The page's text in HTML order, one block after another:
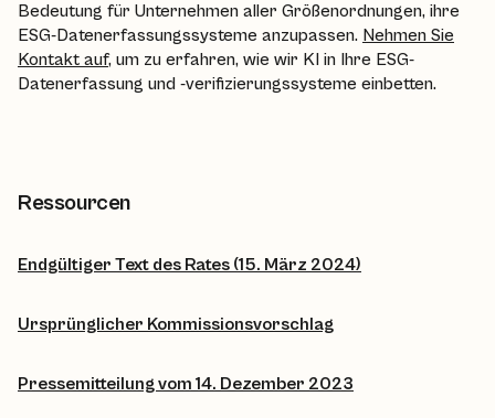
Bedeutung für Unternehmen aller Größenordnungen, ihre
ESG-Datenerfassungssysteme anzupassen. Nehmen Sie
Kontakt auf, um zu erfahren, wie wir KI in Ihre ESG-
Datenerfassung und -verifizierungssysteme einbetten.
Ressourcen
Endgültiger Text des Rates (15. März 2024)
Ursprünglicher Kommissionsvorschlag
Pressemitteilung vom 14. Dezember 2023